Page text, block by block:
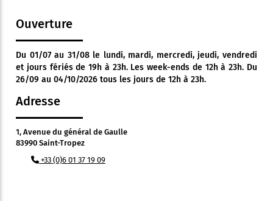
Ouverture
Du 01/07 au 31/08 le lundi, mardi, mercredi, jeudi, vendredi
et jours fériés de 19h à 23h. Les week-ends de 12h à 23h. Du
26/09 au 04/10/2026 tous les jours de 12h à 23h.
Adresse
1, Avenue du général de Gaulle
83990 Saint-Tropez
+33 (0)6 01 37 19 09